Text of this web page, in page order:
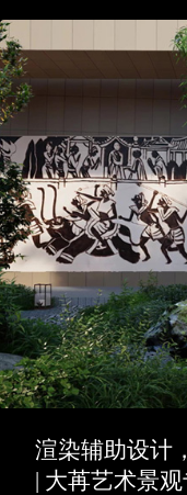
渲染辅助设计
| 大苒艺术景